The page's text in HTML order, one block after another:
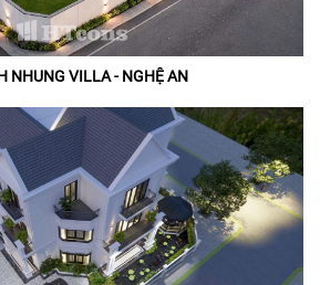
NHUNG VILLA - NGHỆ AN